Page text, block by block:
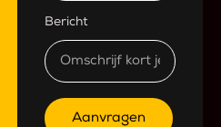
Bericht
Aanvragen